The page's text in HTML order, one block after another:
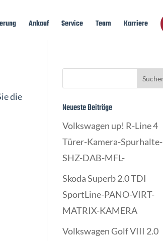
Ankauf Service Team Karriere
die
Neueste Beiträge
Volkswagen up! R-Line 4
Türer-Kamera-Spurhalte-
SHZ-DAB-MFL-
Skoda Superb 2.0 TDI
SportLine-PANO-VIRT-
MATRIX-KAMERA
Volkswagen Golf VIII 2.0